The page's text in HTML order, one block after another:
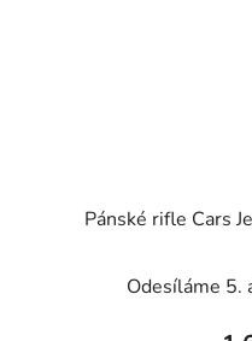
Pánské rifle Cars
Odesíláme 5.